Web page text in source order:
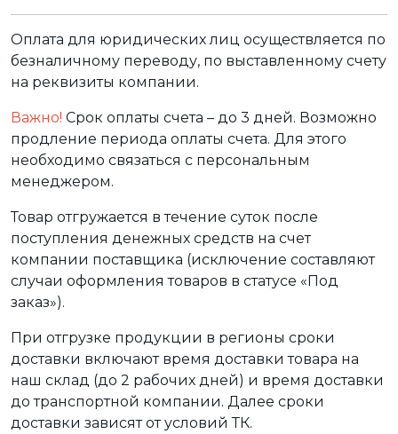
Оплата для юридических лиц осуществляется по
безналичному переводу, по выставленному счету
на реквизиты компании.
Важно! Срок оплаты счета – до 3 дней. Возможно
продление периода оплаты счета. Для этого
необходимо связаться с персональным
менеджером.
Товар отгружается в течение суток после
поступления денежных средств на счет
компании поставщика (исключение составляют
случаи оформления товаров в статусе «Под
заказ»).
При отгрузке продукции в регионы сроки
доставки включают время доставки товара на
наш склад (до 2 рабочих дней) и время доставки
до транспортной компании. Далее сроки
доставки зависят от условий ТК.